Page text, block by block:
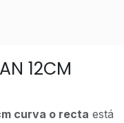
12CM
curva o recta está